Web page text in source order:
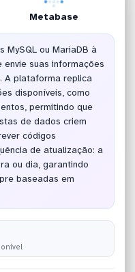
Metabase
MySQL ou MariaDB à
envie suas informações
A plataforma replica
disponíveis, como
permitindo que
de dados criem
códigos
de atualização: a
ou dia, garantindo
baseadas em